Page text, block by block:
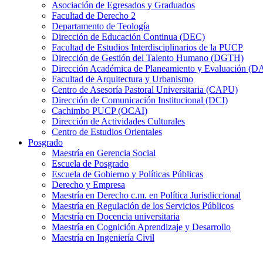
Asociación de Egresados y Graduados
Facultad de Derecho 2
Departamento de Teología
Dirección de Educación Continua (DEC)
Facultad de Estudios Interdisciplinarios de la PUCP
Dirección de Gestión del Talento Humano (DGTH)
Dirección Académica de Planeamiento y Evaluación
Facultad de Arquitectura y Urbanismo
Centro de Asesoría Pastoral Universitaria (CAPU)
Dirección de Comunicación Institucional (DCI)
Cachimbo PUCP (OCAI)
Dirección de Actividades Culturales
Centro de Estudios Orientales
Posgrado
Maestría en Gerencia Social
Escuela de Posgrado
Escuela de Gobierno y Políticas Públicas
Derecho y Empresa
Maestría en Derecho c.m. en Política Jurisdiccional
Maestría en Regulación de los Servicios Públicos
Maestría en Docencia universitaria
Maestría en Cognición Aprendizaje y Desarrollo
Maestría en Ingeniería Civil